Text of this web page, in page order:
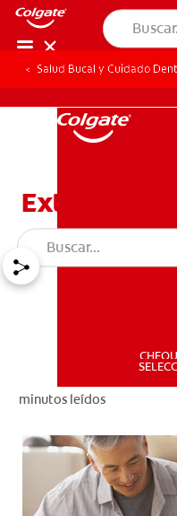
Salud Bucal y Cuidado
Extracción
minutos leídos